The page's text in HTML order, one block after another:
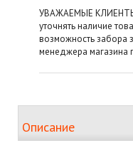
УВАЖАЕМЫЕ
уточнять наличие
возможность забора
менеджера магазина
Описание